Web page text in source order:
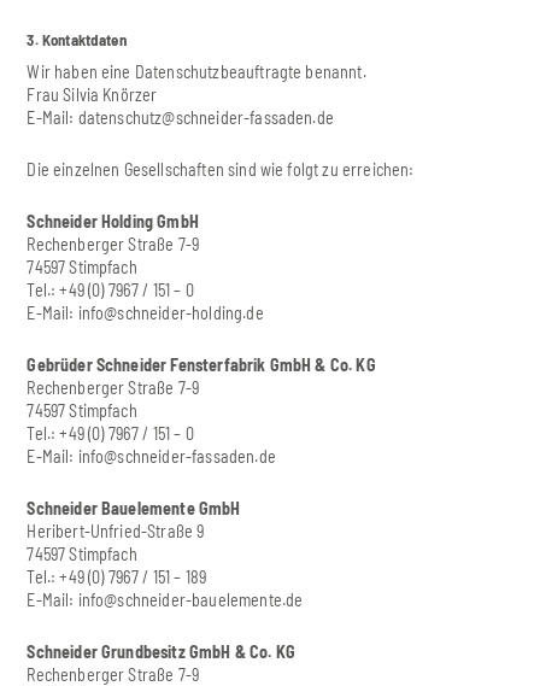
3. Kontaktdaten
Wir haben eine Datenschutzbeauftragte benannt.
Frau Silvia Knörzer
E-Mail: datenschutz@schneider-fassaden.de
Die einzelnen Gesellschaften sind wie folgt zu erreichen:
Schneider Holding GmbH
Rechenberger Straße 7-9
74597 Stimpfach
Tel.: +49 (0) 7967 / 151 – 0
E-Mail: info@schneider-holding.de
Gebrüder Schneider Fensterfabrik GmbH & Co. KG
Rechenberger Straße 7-9
74597 Stimpfach
Tel.: +49 (0) 7967 / 151 – 0
E-Mail: info@schneider-fassaden.de
Schneider Bauelemente GmbH
Heribert-Unfried-Straße 9
74597 Stimpfach
Tel.: +49 (0) 7967 / 151 – 189
E-Mail: info@schneider-bauelemente.de
Schneider Grundbesitz GmbH & Co. KG
Rechenberger Straße 7-9